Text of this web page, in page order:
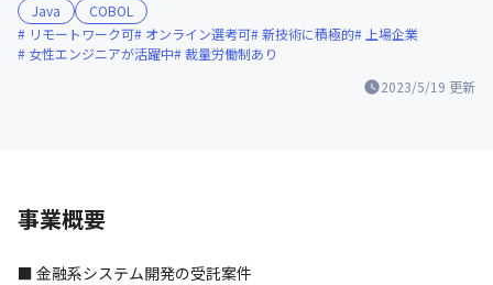
2023/5/19 更新
Java
COBOL
リモートワーク可
オンライン選考可 新技術に積極的
上場企業
女性エンジニアが活躍中
裁量労働制あり
事業概要
■ 金融系システム開発の受託案件